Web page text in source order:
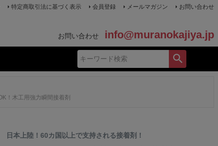
特定商取引法に基づく表示 会員登録 メールマガジン お問い合わせ
お問い合わせ info@muranokajiya.jp
！木工用強力瞬間接着剤
日本上陸！60カ国以上で支持される接着剤！